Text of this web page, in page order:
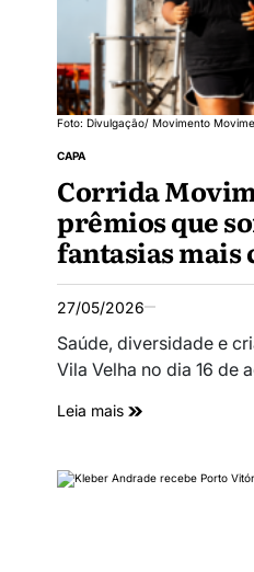
Foto: Divulgação/ Movimento
CAPA
Corrida
prêmios que
fantasias mais
27/05/2026
Saúde, diversidade e
Vila Velha no dia 16 de
Leia mais